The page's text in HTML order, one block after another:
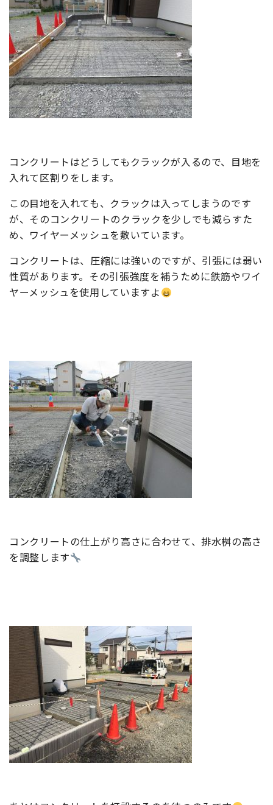
コンクリートはどうしてもクラックが入るので、目地を
入れて区割りをします。
この目地を入れても、クラックは入ってしまうのです
が、そのコンクリートのクラックを少しでも減らすた
め、ワイヤーメッシュを敷いています。
コンクリートは、圧縮には強いのですが、引張には弱い
性質があります。その引張強度を補うために鉄筋やワイ
ヤーメッシュを使用していますよ
コンクリートの仕上がり高さに合わせて、排水桝の高さ
を調整します